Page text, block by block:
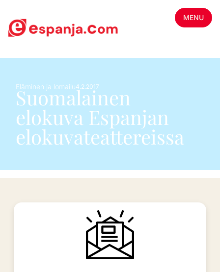
MENU
Eläminen ja lomailu4.2.2017
Suomalainen
elokuva Espanjan
elokuvateattereissa